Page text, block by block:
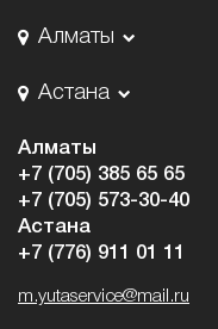
Алматы
Астана
Алматы
+7 (705) 385 65 65
+7 (705) 573-30-40
Астана
+7 (776) 911 01 11
m.yutaservice@mail.ru